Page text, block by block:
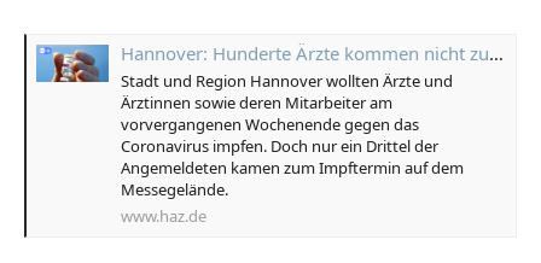
Hannover: Hunderte Ärzte kommen nicht zum vereinbarten Impftermin
Stadt und Region Hannover wollten Ärzte und
Ärztinnen sowie deren Mitarbeiter am
vorvergangenen Wochenende gegen das
Coronavirus impfen. Doch nur ein Drittel der
Angemeldeten kamen zum Impftermin auf dem
Messegelände.
www.haz.de